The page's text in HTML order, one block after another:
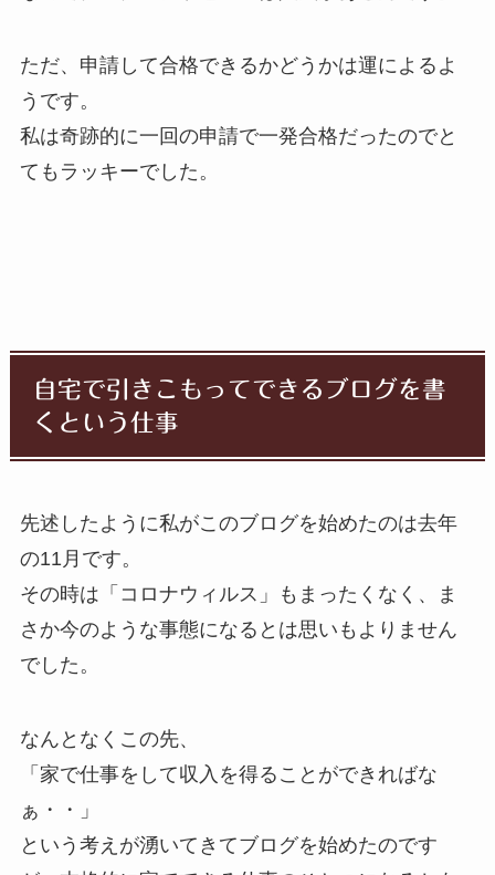
ただ、申請して合格できるかどうかは運によるよ
うです。
私は奇跡的に一回の申請で一発合格だったのでと
てもラッキーでした。
自宅で引きこもってできるブログを書
くという仕事
先述したように私がこのブログを始めたのは去年
の11月です。
その時は「コロナウィルス」もまったくなく、ま
さか今のような事態になるとは思いもよりません
でした。
なんとなくこの先、
「家で仕事をして収入を得ることができればな
ぁ・・」
という考えが湧いてきてブログを始めたのです